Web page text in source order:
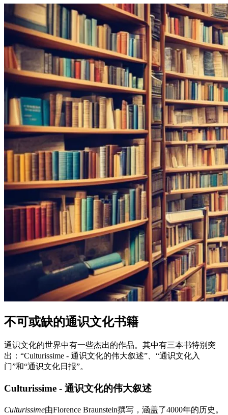
不可或缺的通识文化书籍
通识文化的世界中有一些杰出的作品。其中有三本书特别突
出：“Culturissime - 通识文化的伟大叙述”、“通识文化入
门”和“通识文化日报”。
Culturissime - 通识文化的伟大叙述
Culturissime由Florence Braunstein撰写，涵盖了4000年的历史。